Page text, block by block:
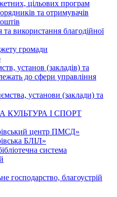
цільових програм
та отримувачів
використання благодійної
громади
установ (закладів) та
до сфери управління
установи (заклади) та
КУЛЬТУРА І СПОРТ
центр ПМСД»
БЛІЛ»
система
господарство, благоустрій